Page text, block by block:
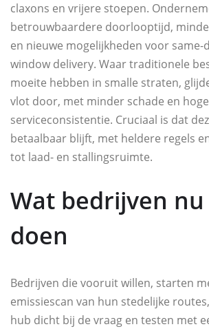
claxons en vrijere stoepen.
betrouwbaardere doorlooptijd,
en nieuwe mogelijkheden voor same-
window delivery. Waar traditionele
moeite hebben in smalle straten,
vlot door, met minder schade en
serviceconsistentie. Cruciaal is dat
betaalbaar blijft, met heldere regels
tot laad- en stallingsruimte.
Wat bedrijven
doen
Bedrijven die vooruit willen, starten
emissiescan van hun stedelijke
hub dicht bij de vraag en testen met